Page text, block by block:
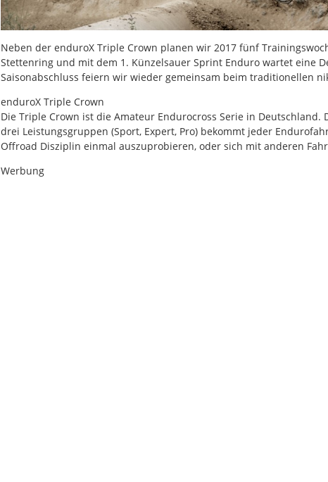
Neben der enduroX Triple Crown planen wir 2017 fünf
Stettenring und mit dem 1. Künzelsauer Sprint Enduro wartet eine
Saisonabschluss feiern wir wieder gemeinsam beim traditionellen
enduroX Triple Crown
Die Triple Crown ist die Amateur Endurocross Serie in
drei Leistungsgruppen (Sport, Expert, Pro) bekommt jeder
Offroad Disziplin einmal auszuprobieren, oder sich mit anderen
Werbung